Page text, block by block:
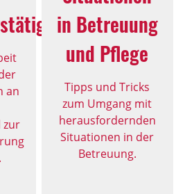
an
zur
in Betreuung
und Pflege
Tipps und Tricks
zum Umgang mit
herausfordernden
Situationen in der
Betreuung.